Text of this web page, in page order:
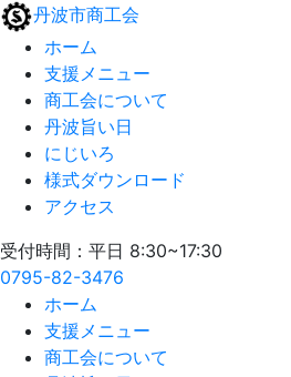
丹波市商工会
ホーム
支援メニュー
商工会について
丹波旨い日
にじいろ
様式ダウンロード
アクセス
受付時間：平日 8:30~17:30
0795-82-3476
ホーム
支援メニュー
商工会について